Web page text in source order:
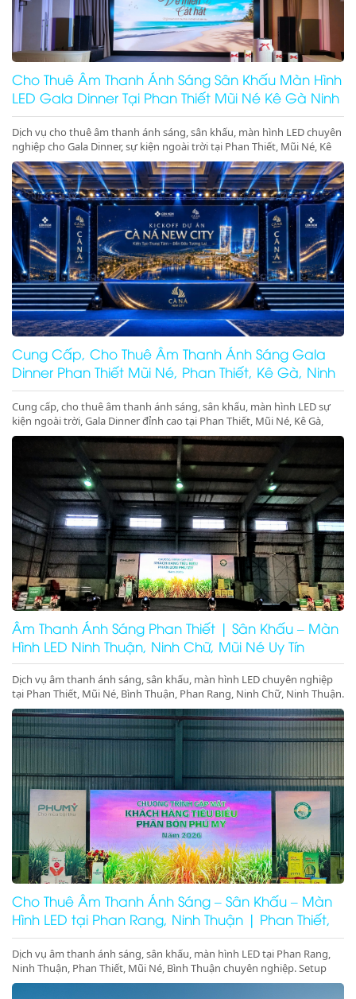
Cho Thuê Âm Thanh Ánh Sáng Sân Khấu Màn Hình
LED Gala Dinner Tại Phan Thiết Mũi Né Kê Gà Ninh
Thuận Ninh Chữ Vĩnh Hy Giá Rẻ Uy Tín
Dịch vụ cho thuê âm thanh ánh sáng, sân khấu, màn hình LED chuyên
nghiệp cho Gala Dinner, sự kiện ngoài trời tại Phan Thiết, Mũi Né, Kê
Gà, Ninh Thuận, Ninh Chữ, Vĩnh Hy. Thiết bị hiện đại, giá gốc tại kho,
phục vụ tận tâm. Gọi ngay hotline để nhận báo giá ưu đãi tốt nhất
hôm nay!
Cung Cấp, Cho Thuê Âm Thanh Ánh Sáng Gala
Dinner Phan Thiết Mũi Né, Phan Thiết, Kê Gà, Ninh
Thuận
Cung cấp, cho thuê âm thanh ánh sáng, sân khấu, màn hình LED sự
kiện ngoài trời, Gala Dinner đỉnh cao tại Phan Thiết, Mũi Né, Kê Gà,
Ninh Thuận, Ninh Chữ, Vĩnh Hy. Thiết bị hiện đại, giá cực tốt. Gọi ngay
nhận ưu đãi lớn!
Âm Thanh Ánh Sáng Phan Thiết | Sân Khấu – Màn
Hình LED Ninh Thuận, Ninh Chữ, Mũi Né Uy Tín
Dịch vụ âm thanh ánh sáng, sân khấu, màn hình LED chuyên nghiệp
tại Phan Thiết, Mũi Né, Bình Thuận, Phan Rang, Ninh Chữ, Ninh Thuận.
Setup trọn gói sự kiện, gala dinner, hội nghị. Gọi ngay!
Cho Thuê Âm Thanh Ánh Sáng – Sân Khấu – Màn
Hình LED tại Phan Rang, Ninh Thuận | Phan Thiết,
Mũi Né, Bình Thuận
Dịch vụ âm thanh ánh sáng, sân khấu, màn hình LED tại Phan Rang,
Ninh Thuận, Phan Thiết, Mũi Né, Bình Thuận chuyên nghiệp. Setup
trọn gói sự kiện, gala dinner, pool party, giá tốt – thi công nhanh –